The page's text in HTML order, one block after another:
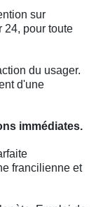
sur
24, pour toute
du usager.
d'une
immédiates.
francilienne et